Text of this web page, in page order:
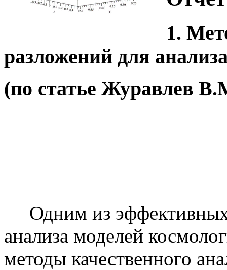
1.
разложений для
(по статье Журавлев
Одним из эффективных
анализа моделей
методы качественного